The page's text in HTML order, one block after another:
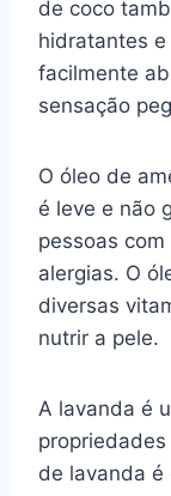
de coco
hidratantes e
facilmente
sensação
O óleo de
é leve e não
pessoas
alergias. O
diversas
nutrir a pele.
A lavanda é
de lavanda é